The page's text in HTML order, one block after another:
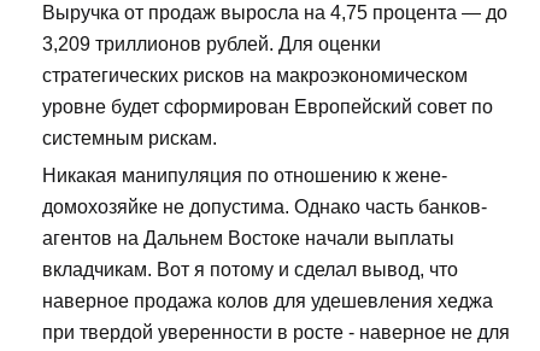
Выручка от продаж выросла на 4,75 процента — до
3,209 триллионов рублей. Для оценки
стратегических рисков на макроэкономическом
уровне будет сформирован Европейский совет по
системным рискам.
Никакая манипуляция по отношению к жене-
домохозяйке не допустима. Однако часть банков-
агентов на Дальнем Востоке начали выплаты
вкладчикам. Вот я потому и сделал вывод, что
наверное продажа колов для удешевления хеджа
при твердой уверенности в росте - наверное не для